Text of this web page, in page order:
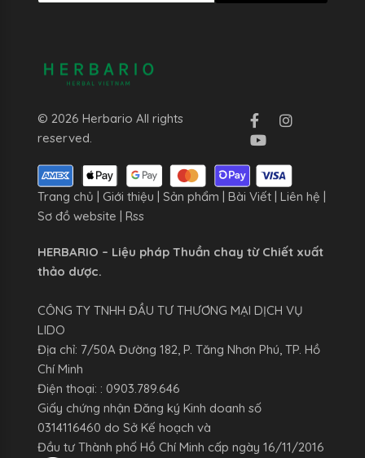
© 2026 Herbario All rights
reserved.
Trang chủ Giới thiệu Sản phẩm Bài Viết Liên hệ
Sơ đồ website
Rss
HERBARIO – Liệu pháp Thuần chay từ Chiết xuất
thảo dược.
CÔNG TY TNHH ĐẦU TƯ THƯƠNG MẠI DỊCH VỤ
LIDO
Địa chỉ: 7/50A Đường 182, P. Tăng Nhơn Phú, TP. Hồ
Chí Minh
Điện thoại: : 0903.789.646
Giấy chứng nhận Đăng ký Kinh doanh số
0314116460 do Sở Kế hoạch và
Đầu tư Thành phố Hồ Chí Minh cấp ngày 16/11/2016